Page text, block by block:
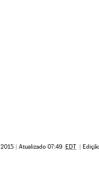
| Atualizado 07:49 EDT |